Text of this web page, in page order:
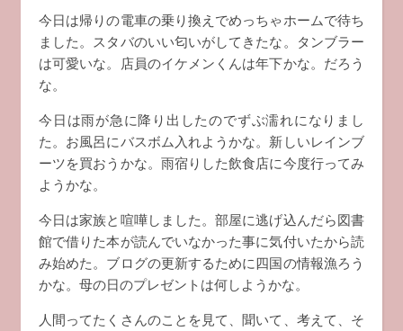
今日は帰りの電車の乗り換えでめっちゃホームで待ち
ました。スタバのいい匂いがしてきたな。タンブラー
は可愛いな。店員のイケメンくんは年下かな。だろう
な。
今日は雨が急に降り出したのでずぶ濡れになりまし
た。お風呂にバスボム入れようかな。新しいレインブ
ーツを買おうかな。雨宿りした飲食店に今度行ってみ
ようかな。
今日は家族と喧嘩しました。部屋に逃げ込んだら図書
館で借りた本が読んでいなかった事に気付いたから読
み始めた。ブログの更新するために四国の情報漁ろう
かな。母の日のプレゼントは何しようかな。
人間ってたくさんのことを見て、聞いて、考えて、そ